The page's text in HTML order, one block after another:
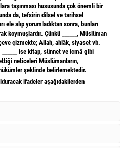
taşınması hususunda çok önemli bir
da, tefsîrin dilsel ve tarihsel
ele alıp yorumladıktan sonra, bunları
koymuşlardır. Çünkü ______, Müslüman
çizmekte; Allah, ahlâk, siyaset vb.
ise kitap, sünnet ve icmâ gibi
neticeleri Müslümanların,
şeklinde belirlemektedir.
ifadeler aşağıdakilerden